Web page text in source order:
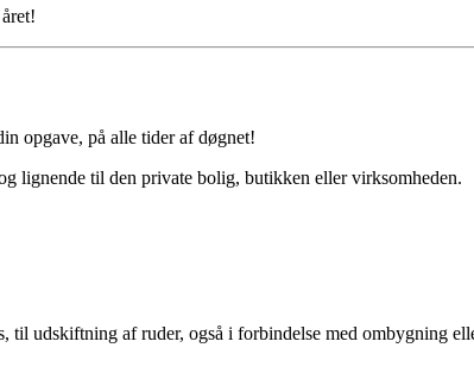
opgave, på alle tider af døgnet!
lignende til den private bolig, butikken eller virksomheden.
udskiftning af ruder, også i forbindelse med ombygning